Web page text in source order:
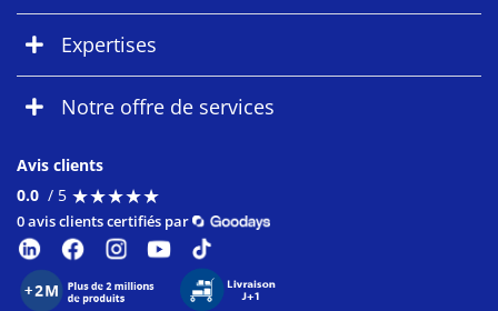
Expertises
Notre offre de services
Avis clients
0.0 / 5 ★★★★★
★★★★★
0 avis clients certifiés par